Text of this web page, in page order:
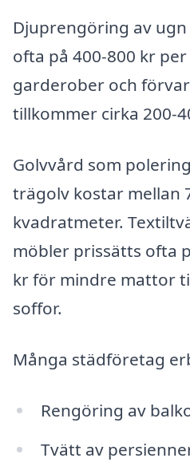
Djuprengöring av
ofta på 400-800 kr
garderober och
tillkommer cirka 200-
Golvvård som
trägolv kostar mellan
kvadratmeter.
möbler prissätts ofta
kr för mindre mattor
soffor.
Många städföretag
Rengöring av
Tvätt av